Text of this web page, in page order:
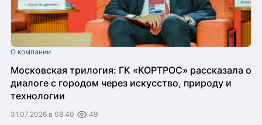
О компании
Московская трилогия: ГК «КОРТРОС» рассказала о
диалоге с городом через искусство, природу и
технологии
31.07.2026 в 08:40 49